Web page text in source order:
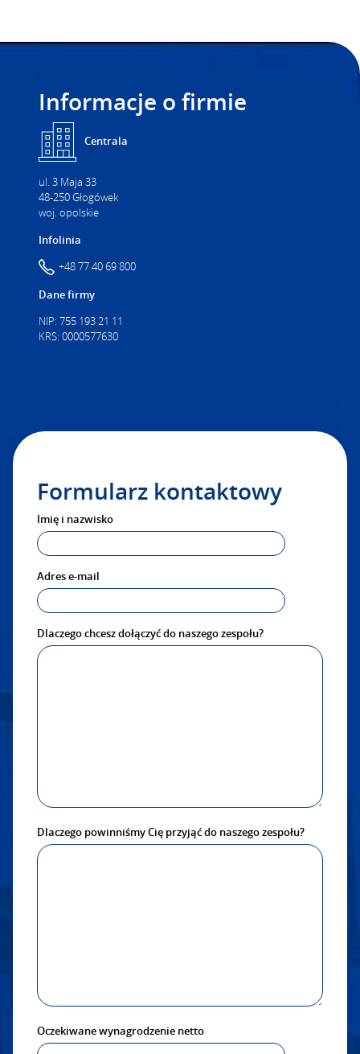
Informacje o firmie
Centrala
ul. 3 Maja 33
48-250 Głogówek
woj. opolskie
Infolinia
+48 77 40 69 800
Dane firmy
NIP: 755 193 21 11
KRS: 0000577630
Formularz kontaktowy
Imię i nazwisko
Adres e-mail
Dlaczego chcesz dołączyć do naszego zespołu?
Dlaczego powinniśmy Cię przyjąć do naszego zespołu?
Oczekiwane wynagrodzenie netto